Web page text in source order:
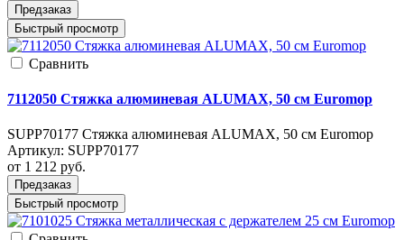
Предзаказ
Быстрый просмотр
Cравнить
7112050 Стяжка алюминевая ALUMAX, 50 см Euromop
SUPP70177 Стяжка алюминевая ALUMAX, 50 см Euromop
Артикул: SUPP70177
от 1 212 руб.
Предзаказ
Быстрый просмотр